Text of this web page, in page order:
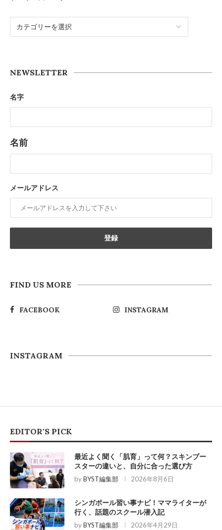
NEWSLETTER
名字
名前
メールアドレス
FIND US MORE
FACEBOOK INSTAGRAM
INSTAGRAM
EDITOR'S PICK
最近よく聞く「肌育」って何？スキンブー
スターの違いと、自分に合った選び方
byBYST編集部 2026年8月6日
シンガポール習い事ナビ！ママライターが
行く、話題のスクール潜入記
byBYST編集部 2026年4月29日